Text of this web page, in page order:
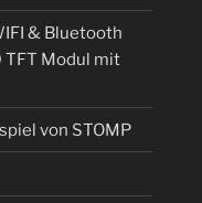
& Bluetooth
TFT Modul mit
von STOMP